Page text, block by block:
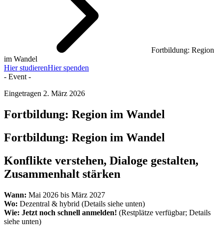
Fortbildung: Region
im Wandel
Hier studierenHier spenden
- Event -
Eingetragen 2. März 2026
Fortbildung: Region im Wandel
Fortbildung: Region im Wandel
Konflikte verstehen, Dialoge gestalten,
Zusammenhalt stärken
Wann: Mai 2026 bis März 2027
Wo: Dezentral & hybrid (Details siehe unten)
Wie: Jetzt noch schnell anmelden! (Restplätze verfügbar; Details
siehe unten)